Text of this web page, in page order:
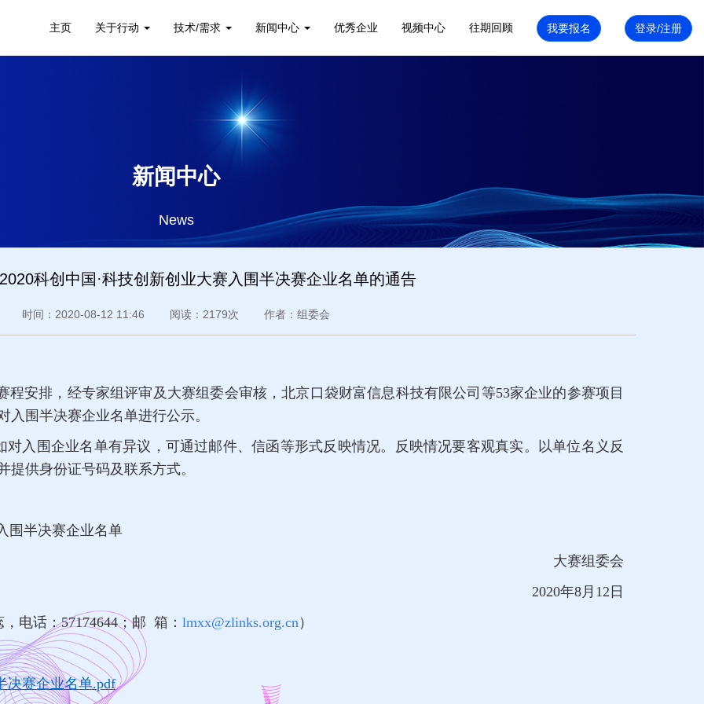
主页 关于行动 技术/需求 新闻中心 优秀企业 视频中心 往期回顾
新闻中心
News
科创中国·科技创新创业大赛入围半决赛企业名单的通告
时间：2020-08-12 11:46 阅读：2179次 作者：组委会
程安排，经专家组评审及大赛组委会审核，北京口袋财富信息科技有限公司等53家企业的参赛项目
围半决赛企业名单进行公示。
对入围企业名单有异议，可通过邮件、信函等形式反映情况。反映情况要客观真实。以单位名义反
供身份证号码及联系方式。
围半决赛企业名单
大赛组委会
2020年8月12日
，电话：57174644；邮 箱： lmxx@zlinks.org.cn）
决赛企业名单.pdf